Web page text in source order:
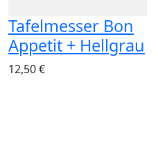
Tafelmesser Bon
Appetit + Hellgrau
12,50 €